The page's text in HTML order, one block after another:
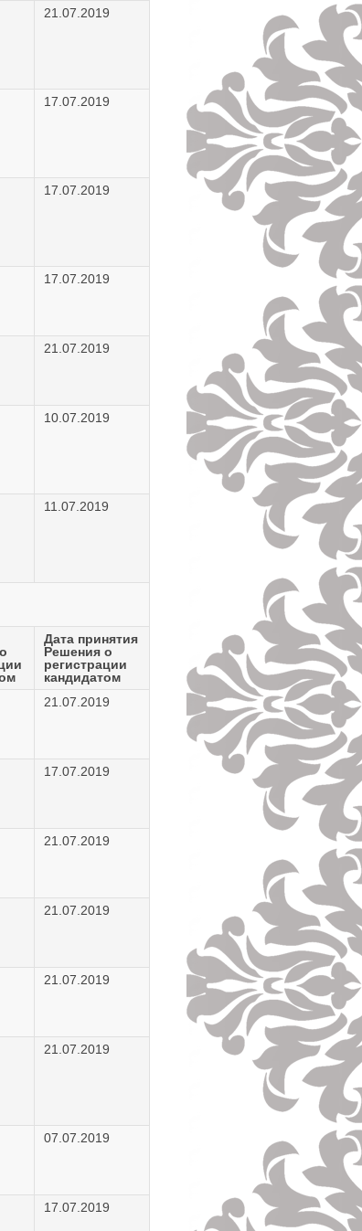
21.07.2019
17.07.2019
17.07.2019
17.07.2019
21.07.2019
10.07.2019
11.07.2019
Дата принятия
Решения о
регистрации
кандидатом
21.07.2019
17.07.2019
21.07.2019
21.07.2019
21.07.2019
21.07.2019
07.07.2019
17.07.2019